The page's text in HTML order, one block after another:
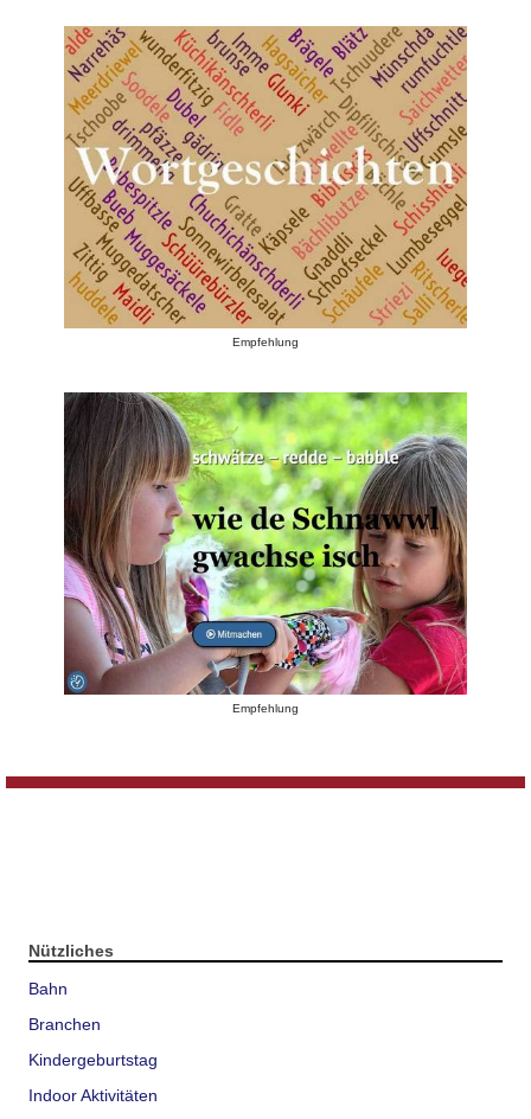
Empfehlung
Empfehlung
Nützliches
Bahn
Branchen
Kindergeburtstag
Indoor Aktivitäten